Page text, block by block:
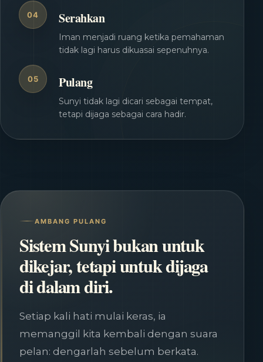
04 Serahkan
Iman menjadi ruang ketika pemahaman
tidak lagi harus dikuasai sepenuhnya.
05 Pulang
Sunyi tidak lagi dicari sebagai tempat,
tetapi dijaga sebagai cara hadir.
AMBANG PULANG
Sistem Sunyi bukan untuk
dikejar, tetapi untuk dijaga
di dalam diri.
Setiap kali hati mulai keras, ia
memanggil kita kembali dengan suara
pelan: dengarlah sebelum berkata.